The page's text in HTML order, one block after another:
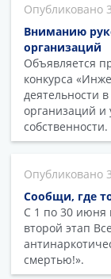
Вниманию
организаций
Объявляется
конкурса
деятельности
организаций
собственности.
Сообщи, где
С 1 по 30 июня
второй этап
смертью!».